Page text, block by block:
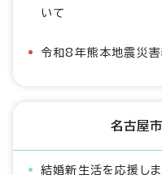
いて
令和8年熊本地震災
名古屋
結婚新生活を応援し